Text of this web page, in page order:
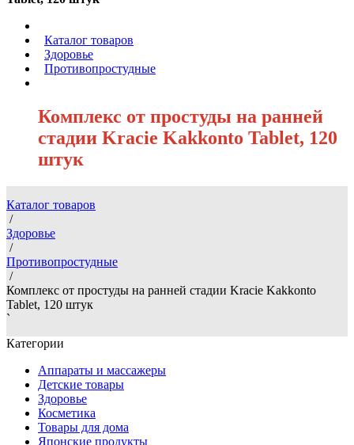
Каталог товаров
Здоровье
Противопростудные
Комплекс от простуды на ранней
стадии Kracie Kakkonto Tablet, 120
штук
Каталог товаров
/
Здоровье
/
Противопростудные
/
Комплекс от простуды на ранней стадии Kracie Kakkonto
Tablet, 120 штук
`
Категории
Аппараты и массажеры
Детские товары
Здоровье
Косметика
Товары для дома
Японские продукты